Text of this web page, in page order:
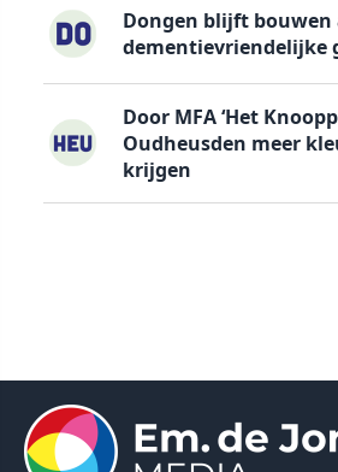
Dongen blijft bouwen
dementievriendelijke
Door MFA ‘Het
Oudheusden meer
krijgen